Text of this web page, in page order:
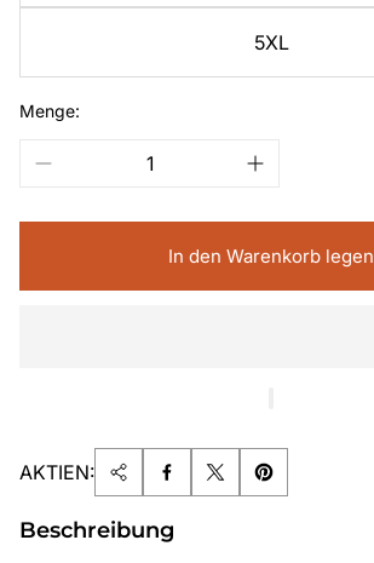
5XL
Menge:
In den Warenkorb legen
AKTIEN:
Beschreibung